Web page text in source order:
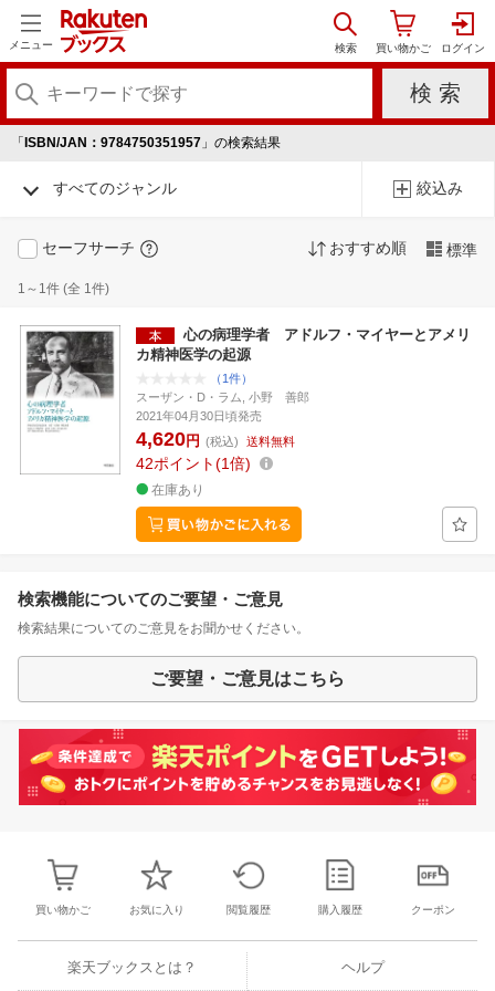
メニュー
「 ISBN/JAN：9784750351957 」の検索結果
すべてのジャンル 絞込み
セーフサーチ おすすめ順 標準
1～1件 (全 1件)
心の病理学者 アドルフ・マイヤーとアメリ
カ精神医学の起源
（1件）
スーザン・D・ラム, 小野 善郎
2021年04月30日頃発売
4,620円 (税込) 送料無料
42ポイント 1倍
在庫あり
検索機能についてのご要望・ご意見
検索結果についてのご意見をお聞かせください。
ご要望・ご意見はこちら
買い物かご お気に入り 閲覧履歴 購入履歴 クーポン
楽天ブックスとは？ ヘルプ